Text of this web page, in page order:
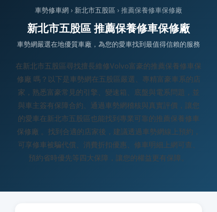
車勢修車網 › 新北市五股區 › 推薦保養修車保修廠
新北市五股區 推薦保養修車保修廠
車勢網嚴選在地優質車廠，為您的愛車找到最值得信賴的服務
在新北市五股區尋找擅長維修Volvo富豪的推薦保養修車保
修廠 嗎？以下是車勢網在五股區嚴選、專精富豪車系的店
家，熟悉富豪常見的引擎、變速箱、底盤與電系問題，並
與車主簽有保障合約、通過車勢網稽核與真實評價，讓您
的愛車在新北市五股區也能找到專業可靠的推薦保養修車
保修廠 。找到合適的店家後，建議透過車勢網線上預約，
可享修車被騙代償、消費折扣優惠、修車明細上網可查、
預約省時優先等四大保障，讓您的權益更有保障。